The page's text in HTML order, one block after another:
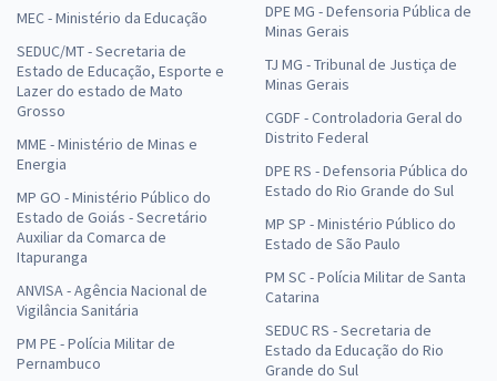
MEC - Ministério da Educação
SEDUC/MT - Secretaria de
Estado de Educação, Esporte e
Lazer do estado de Mato
Grosso
MME - Ministério de Minas e
Energia
MP GO - Ministério Público do
Estado de Goiás - Secretário
Auxiliar da Comarca de
Itapuranga
ANVISA - Agência Nacional de
Vigilância Sanitária
PM PE - Polícia Militar de
Pernambuco
DPE MG - Defensoria Pública de
Minas Gerais
TJ MG - Tribunal de Justiça de
Minas Gerais
CGDF - Controladoria Geral do
Distrito Federal
DPE RS - Defensoria Pública do
Estado do Rio Grande do Sul
MP SP - Ministério Público do
Estado de São Paulo
PM SC - Polícia Militar de Santa
Catarina
SEDUC RS - Secretaria de
Estado da Educação do Rio
Grande do Sul